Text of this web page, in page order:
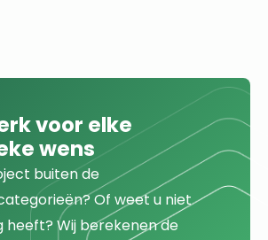
voor elke
wens
buiten de
Of weet u niet
heeft? Wij berekenen de